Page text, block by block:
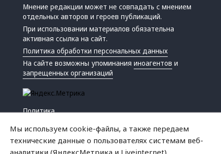
Мнение редакции может не совпадать с мнением
отдельных авторов и героев публикаций.
При использовании материалов обязательна
активная ссылка на сайт.
Политика обработки персональных данных
На сайте возможны упоминанияиноагентов и
запрещенных организаций
Политика
Мы используем cookie-файлы, а также передаем
технические данные о пользователях системам веб-
аналитики (ЯндексМетрика и Liveinternet).